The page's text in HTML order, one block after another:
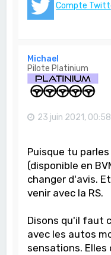
Compte
Michael
Pilote Platinium
23 juin 2021, 00:58
Puisque tu parles
(disponible en
changer d'avis.
venir avec la RS.
Disons qu'il faut
avec les autos
sensations.